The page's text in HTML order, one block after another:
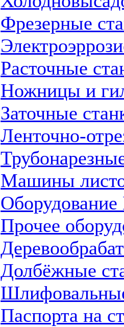
Фрезерные
Расточные
Ножницы и
Заточные
Ленточно-
Машины
Прочее
Долбёжные
Паспорта на